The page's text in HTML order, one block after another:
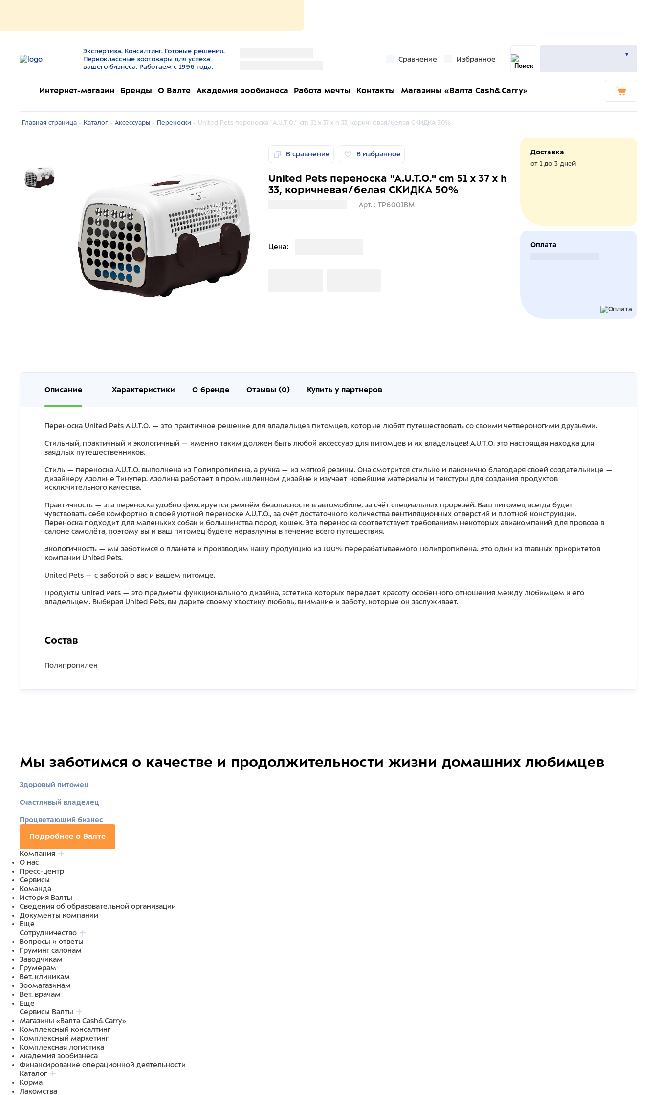
Экспертиза. Консалтинг. Готовые решения.
Первоклассные зоотовары для успеха
вашего бизнеса. Работаем с 1996 года.
Сравнение Избранное
Интернет-магазин Бренды О Валте Академия зообизнеса Работа мечты Контакты Магазины «Валта Cash&Carry»
Главная страница - Каталог - Аксессуары - Переноски - United Pets переноска "A.U.T.O." cm 51 x 37 x h 33, коричневая/белая СКИДКА 50%
В сравнение В избранное
United Pets переноска "A.U.T.O." cm 51 x 37 x h
33, коричневая/белая СКИДКА 50%
Арт. : TP6001BM
Цена:
Доставка
от 1 до 3 дней
Оплата
Описание Характеристики О бренде Отзывы (0) Купить у партнеров
Переноска United Pets A.U.T.O. — это практичное решение для владельцев питомцев, которые любят путешествовать со своими четвероногими друзьями.
Стильный, практичный и экологичный — именно таким должен быть любой аксессуар для питомцев и их владельцев! A.U.T.O. это настоящая находка для
заядлых путешественников.
Стиль — переноска A.U.T.O. выполнена из Полипропилена, а ручка — из мягкой резины. Она смотрится стильно и лаконично благодаря своей создательнице —
дизайнеру Азолине Тинупер. Азолина работает в промышленном дизайне и изучает новейшие материалы и текстуры для создания продуктов
исключительного качества.
Практичность — эта переноска удобно фиксируется ремнём безопасности в автомобиле, за счёт специальных прорезей. Ваш питомец всегда будет
чувствовать себя комфортно в своей уютной переноске A.U.T.O., за счёт достаточного количества вентиляционных отверстий и плотной конструкции.
Переноска подходит для маленьких собак и большинства пород кошек. Эта переноска соответствует требованиям некоторых авиакомпаний для провоза в
салоне самолёта, поэтому вы и ваш питомец будете неразлучны в течение всего путешествия.
Экологичность — мы заботимся о планете и производим нашу продукцию из 100% перерабатываемого Полипропилена. Это один из главных приоритетов
компании United Pets.
United Pets — с заботой о вас и вашем питомце.
Продукты United Pets — это предметы функционального дизайна, эстетика которых передает красоту особенного отношения между любимцем и его
владельцем. Выбирая United Pets, вы дарите своему хвостику любовь, внимание и заботу, которые он заслуживает.
Состав
Полипропилен
Мы заботимся о качестве и продолжительности жизни домашних любимцев
Здоровый питомец
Счастливый владелец
Процветающий бизнес
Подробнее о Валте
Компания
О нас
Пресс-центр
Сервисы
Команда
История Валты
Сведения об образовательной организации
Документы компании
Еще
Сотрудничество
Вопросы и ответы
Груминг салонам
Заводчикам
Грумерам
Вет. клиникам
Зоомагазинам
Вет. врачам
Еще
Сервисы Валты
Магазины «Валта Cash&Carry»
Комплексный консалтинг
Комплексный маркетинг
Комплексная логистика
Академия зообизнеса
Финансирование операционной деятельности
Каталог
Корма
Лакомства